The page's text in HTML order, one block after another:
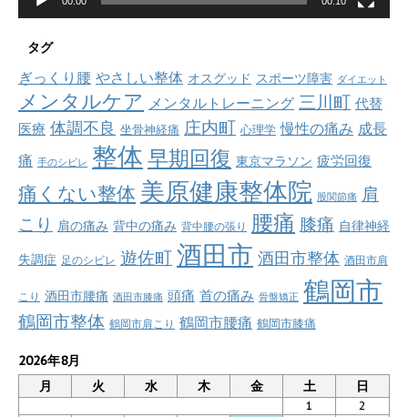
タグ
ぎっくり腰 やさしい整体 オスグッド スポーツ障害 ダイエット
メンタルケア メンタルトレーニング 三川町 代替
医療 体調不良 坐骨神経痛 庄内町 心理学 慢性の痛み 成長
痛 手のシビレ 整体 早期回復 東京マラソン 疲労回復
痛くない整体 美原健康整体院 股関節痛 肩
こり 肩の痛み 背中の痛み 背中腰の張り 腰痛 膝痛 自律神経
失調症 足のシビレ 遊佐町 酒田市 酒田市整体 酒田市肩
こり 酒田市腰痛 酒田市膝痛 頭痛 首の痛み 骨盤矯正 鶴岡市
鶴岡市整体 鶴岡市肩こり 鶴岡市腰痛 鶴岡市膝痛
2026年8月
月
火 水 木 金 土 日
1
2